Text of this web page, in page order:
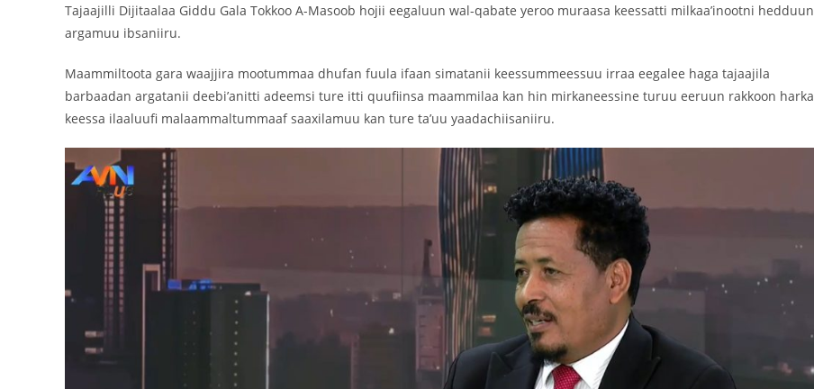
Tajaajilli Dijitaalaa Giddu Gala Tokkoo A-Masoob hojii eegaluun wal-qabate yeroo muraasa keessatti milkaa’inootni hedduun
argamuu ibsaniiru.
Maammiltoota gara waajjira mootummaa dhufan fuula ifaan simatanii keessummeessuu irraa eegalee haga tajaajila
barbaadan argatanii deebi’anitti adeemsi ture itti quufiinsa maammilaa kan hin mirkaneessine turuu eeruun rakkoon harka
keessa ilaaluufi malaammaltummaaf saaxilamuu kan ture ta’uu yaadachiisaniiru.